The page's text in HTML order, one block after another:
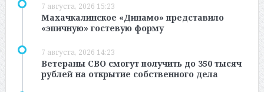
7 августа, 2026 15:23
Махачкалинское «Динамо» представило
«эпичную» гостевую форму
7 августа, 2026 14:23
Ветераны СВО смогут получить до 350 тысяч
рублей на открытие собственного дела